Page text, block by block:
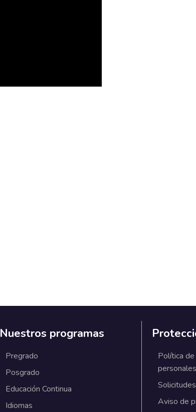
Nuestros programas
Pregrado
Posgrado
Educación Continua
Idiomas
Política
personales
Solicitudes
Aviso de